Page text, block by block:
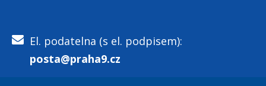
El. podatelna (s el. podpisem):
posta@praha9.cz